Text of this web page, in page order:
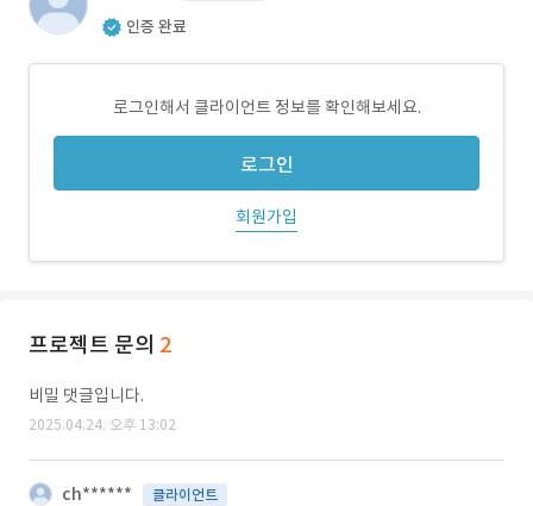
인증 완료
로그인해서 클라이언트 정보를 확인해보세요.
로그인
회원가입
프로젝트 문의 2
비밀 댓글입니다.
2025.04.24. 오후 13:02
ch****** 클라이언트